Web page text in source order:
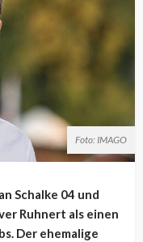
Foto: IMAGO
Schalke 04 und
Ruhnert als einen
Der ehemalige